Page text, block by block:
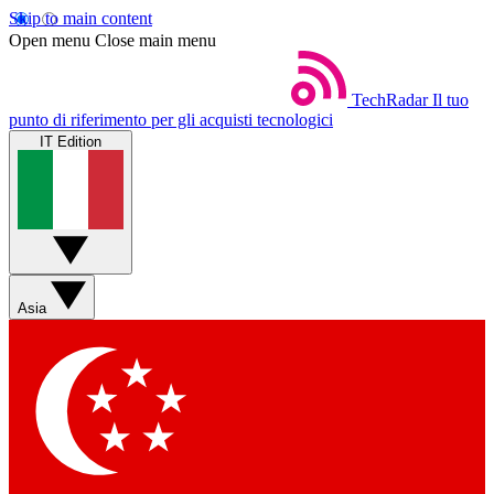
Skip to main content
Open menu Close main menu
TechRadar Il tuo
punto di riferimento per gli acquisti tecnologici
IT Edition
Asia